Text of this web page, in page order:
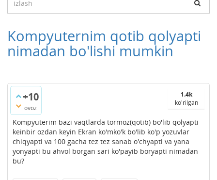
Kompyuternim qotib qolyapti
nimadan bo'lishi mumkin
+10
ovoz
1.4k
ko'rilgan
Kompyuterim bazi vaqtlarda tormoz(qotib) bo'lib qolyapti
keinbir ozdan keyin Ekran ko'mko'k bo'lib ko'p yozuvlar
chiqyapti va 100 gacha tez tez sanab o'chyapti va yana
yonyapti bu ahvol borgan sari ko'payib boryapti nimadan
bu?